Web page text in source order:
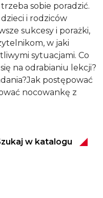
sobie poradzić.
i rodziców
sukcesy i porażki,
w jaki
sytuacjami. Co
na odrabianiu lekcji?
postępować
nocowankę z
w katalogu